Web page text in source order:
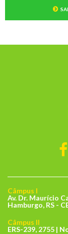
Câmpus I
Av. Dr. Maurício
Hamburgo, RS -
Câmpus II
ERS-239, 2755 |